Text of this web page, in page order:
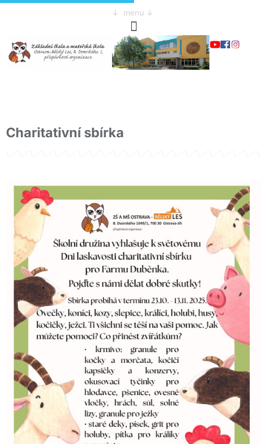
↓ menu ↓
Charitativní sbírka